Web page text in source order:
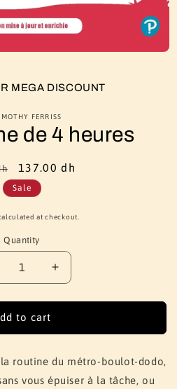
MEGA DISCOUNT
FERRISS
de 4 heures
Sale
price
137.00 dh
Sale
at checkout.
Quantity
Increase
quantity
for
semaine
4
heures
to cart
routine du métro-boulot-dodo,
vous épuiser à la tâche, ou